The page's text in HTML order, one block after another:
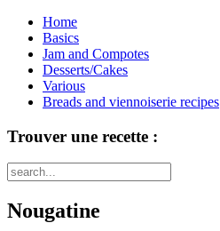
Home
Basics
Jam and Compotes
Desserts/Cakes
Various
Breads and viennoiserie recipes
Trouver une recette :
Nougatine